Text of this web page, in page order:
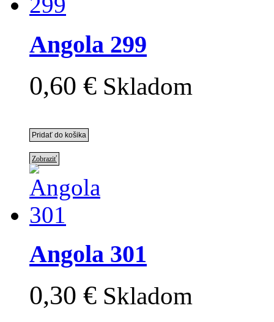
Angola 299
0,60 € Skladom
Zobraziť
Angola 301
0,30 € Skladom